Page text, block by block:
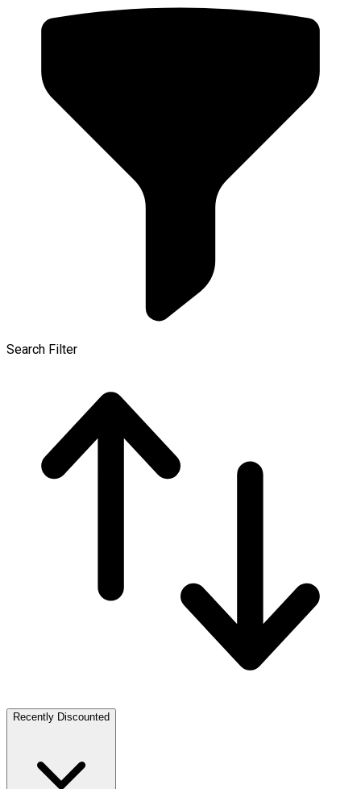
Search Filter
Recently Discounted